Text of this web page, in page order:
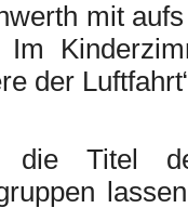
mit
Im
der
die Titel